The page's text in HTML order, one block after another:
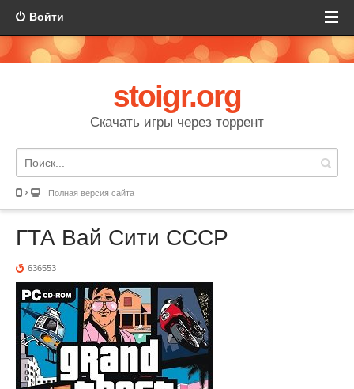
Войти
stoigr.org
Скачать игры через торрент
Полная версия сайта
ГТА Вай Сити СССР
636553